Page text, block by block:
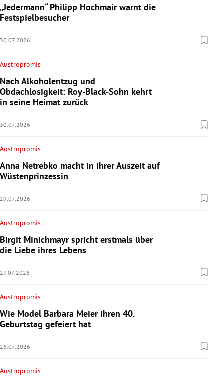
„Jedermann“ Philipp Hochmair warnt die
Festspielbesucher
30.07.2026
Austropromis
Nach Alkoholentzug und
Obdachlosigkeit: Roy-Black-Sohn kehrt
in seine Heimat zurück
30.07.2026
Austropromis
Anna Netrebko macht in ihrer Auszeit auf
Wüstenprinzessin
29.07.2026
Austropromis
Birgit Minichmayr spricht erstmals über
die Liebe ihres Lebens
27.07.2026
Austropromis
Wie Model Barbara Meier ihren 40.
Geburtstag gefeiert hat
26.07.2026
Austropromis